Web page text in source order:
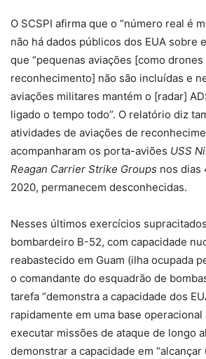
O SCSPI afirma que o “número real é
não há dados públicos dos EUA sobre
que “pequenas aviações [como drones
reconhecimento] não são incluídas e
aviações militares mantém o [radar]
ligado o tempo todo”. O relatório diz
atividades de aviações de
acompanharam os porta-aviões USS
Reagan Carrier Strike Groups nos dias
2020, permanecem desconhecidas.
Nesses últimos exercícios
bombardeiro B-52, com capacidade
reabastecido em Guam (ilha ocupada
o comandante do esquadrão de
tarefa “demonstra a capacidade dos
rapidamente em uma base operacional
executar missões de ataque de longo
demonstrar a capacidade em “alcançar